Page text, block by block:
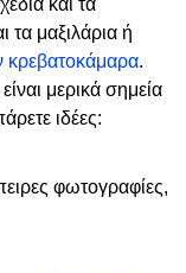
τα μαξιλάρια ή
κρεβατοκάμαρα.
μερικά σημεία
ιδέες:
φωτογραφίες,